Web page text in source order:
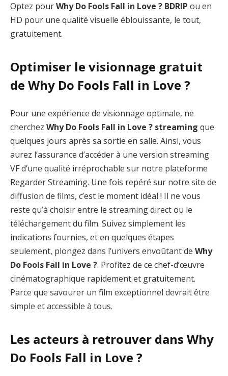
Optez pourWhy Do Fools Fall in Love ? BDRIP ou en
HD pour une qualité visuelle éblouissante, le tout,
gratuitement.
Optimiser le visionnage gratuit
de Why Do Fools Fall in Love ?
Pour une expérience de visionnage optimale, ne
cherchez Why Do Fools Fall in Love ? streaming que
quelques jours après sa sortie en salle. Ainsi, vous
aurez l’assurance d’accéder à une version streaming
VF d’une qualité irréprochable sur notre plateforme
Regarder Streaming. Une fois repéré sur notre site de
diffusion de films, c’est le moment idéal ! Il ne vous
reste qu’à choisir entre le streaming direct ou le
téléchargement du film. Suivez simplement les
indications fournies, et en quelques étapes
seulement, plongez dans l’univers envoûtant de Why
Do Fools Fall in Love ?. Profitez de ce chef-d’œuvre
cinématographique rapidement et gratuitement.
Parce que savourer un film exceptionnel devrait être
simple et accessible à tous.
Les acteurs à retrouver dans Why
Do Fools Fall in Love ?